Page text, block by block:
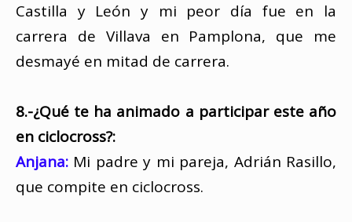
Castilla y León y mi peor día fue en la
carrera de Villava en Pamplona, que me
desmayé en mitad de carrera.
8.-¿Qué te ha animado a participar este año
en ciclocross?:
Anjana: Mi padre y mi pareja, Adrián Rasillo,
que compite en ciclocross.